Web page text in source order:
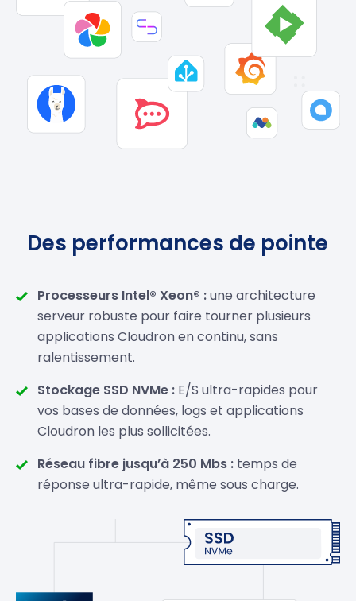
Des performances de pointe
Processeurs Intel® Xeon® :une architecture
serveur robuste pour faire tourner plusieurs
applications Cloudron en continu, sans
ralentissement.
Stockage SSD NVMe : E/S ultra-rapides pour
vos bases de données, logs et applications
Cloudron les plus sollicitées.
Réseau fibre jusqu’à 250 Mbs : temps de
réponse ultra-rapide, même sous charge.